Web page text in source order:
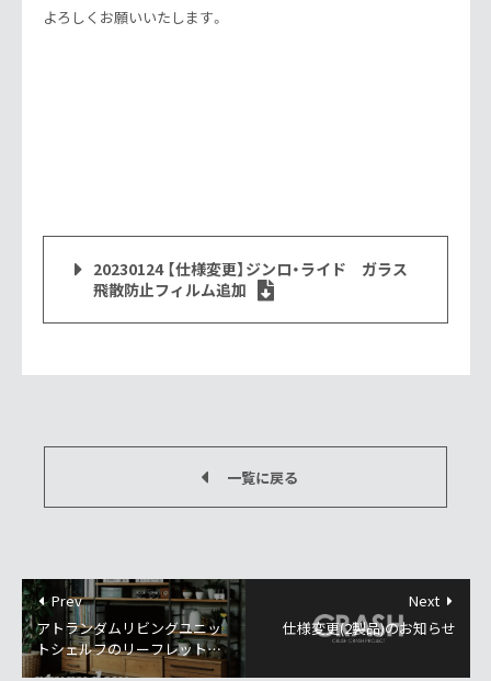
よろしくお願いいたします。
20230124 【仕様変更】ジンロ・ライド ガラス
飛散防止フィルム追加
一覧に戻る
Prev
アトランダムリビングユニッ
トシェルフのリーフレットを
発刊しました
Next
仕様変更(2製品)のお知らせ